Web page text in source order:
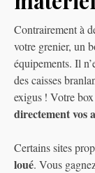
Contrairement à
votre grenier, un
équipements. Il
des caisses
exigus ! Votre
directement vos
Certains sites
loué. Vous